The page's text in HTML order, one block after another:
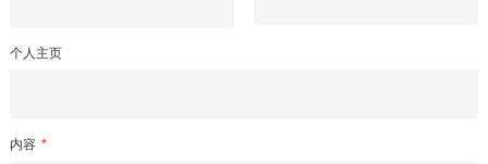
个人主页
内容 *